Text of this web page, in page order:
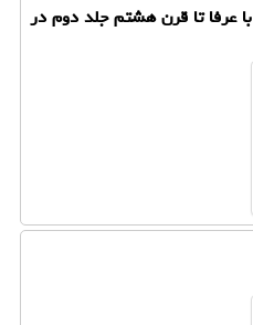
عرفا تا قرن هشتم جلد دوم در